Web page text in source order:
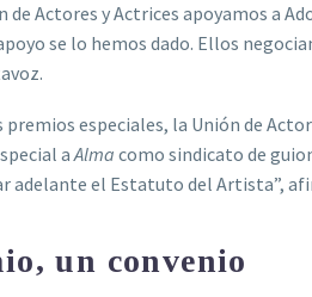
de Actores y Actrices apoyamos a
se lo hemos dado. Ellos
premios especiales, la Unión de
a Alma como sindicato de
adelante el Estatuto del Artista”,
un convenio